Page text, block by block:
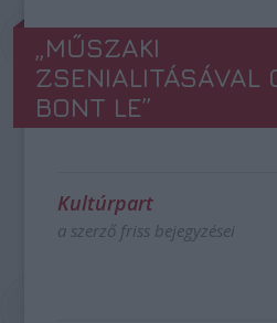
„MŰSZAKI
ZSENIALITÁSÁVAL
BONT LE”
Kultúrpart
a szerző friss bejegyzései